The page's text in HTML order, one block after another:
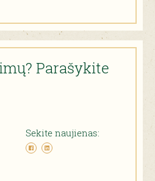
Parašykite
Sekite naujienas: